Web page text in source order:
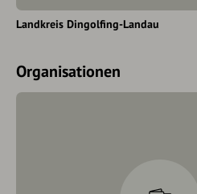
Landkreis Dingolfing-Landau
Organisationen